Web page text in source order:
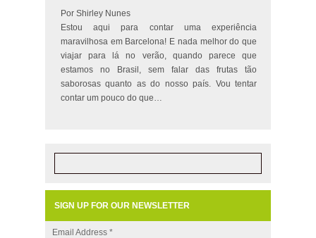
Por Shirley Nunes
Estou aqui para contar uma experiência
maravilhosa em Barcelona! E nada melhor do que
viajar para lá no verão, quando parece que
estamos no Brasil, sem falar das frutas tão
saborosas quanto as do nosso país. Vou tentar
contar um pouco do que…
SIGN UP FOR OUR NEWSLETTER
Email Address *